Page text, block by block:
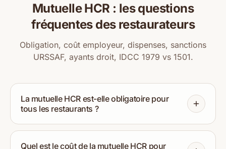
Mutuelle HCR : les questions
fréquentes des restaurateurs
Obligation, coût employeur, dispenses, sanctions
URSSAF, ayants droit, IDCC 1979 vs 1501.
La mutuelle HCR est-elle obligatoire pour
tous les restaurants ?
Quel est le coût de la mutuelle HCR pour